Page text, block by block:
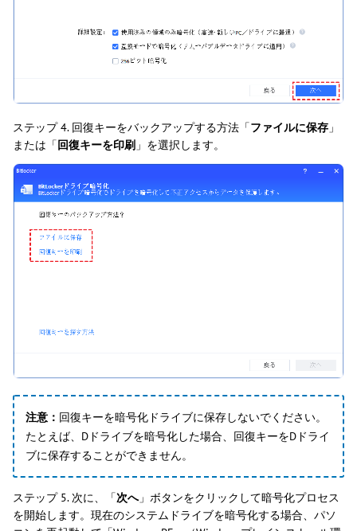
ステップ 4. 回復キーをバックアップする方法「ファイルに保存 」
または「回復キーを印刷 」を選択します。
注意： 回復キーを暗号化ドライブに保存しないでください。
たとえば、Dドライブを暗号化した場合、回復キーをDドライ
ブに保存することができません。
ステップ 5. 次に、「次へ」ボタンをクリックして暗号化プロセス
を開始します。現在のシステムドライブを暗号化する場合、パソ